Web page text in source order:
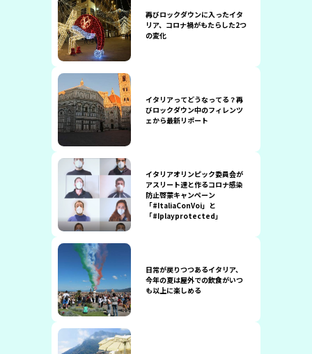
再びロックダウンに入ったイタ
リア、コロナ禍がもたらした2つ
の変化
イタリアってどうなってる？再
びロックダウン中のフィレンツ
ェから最新リポート
イタリアオリンピック委員会が
アスリート達と作るコロナ感染
防止啓蒙キャンペーン
「#ItaliaConVoi」と
「#Iplayprotected」
日常が戻りつつあるイタリア、
今年の夏は屋外での飲食がいつ
も以上に楽しめる